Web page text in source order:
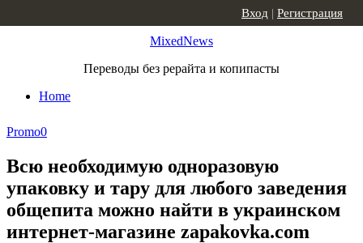
MixedNews
Переводы без рерайта и копипасты
Home
Вход | Регистрация
Promo0
Всю необходимую одноразовую
упаковку и тару для любого заведения
общепита можно найти в украинском
интернет-магазине zapakovka.com